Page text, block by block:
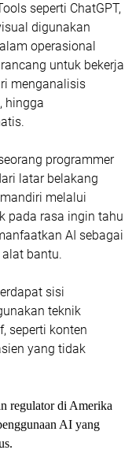
seperti ChatGPT,
digunakan
operasional
untuk bekerja
menganalisis
hingga
programmer
latar belakang
melalui
pada rasa ingin tahu
AI sebagai
alat bantu.
sisi
teknik
seperti konten
yang tidak
regulator di Amerika
AI yang